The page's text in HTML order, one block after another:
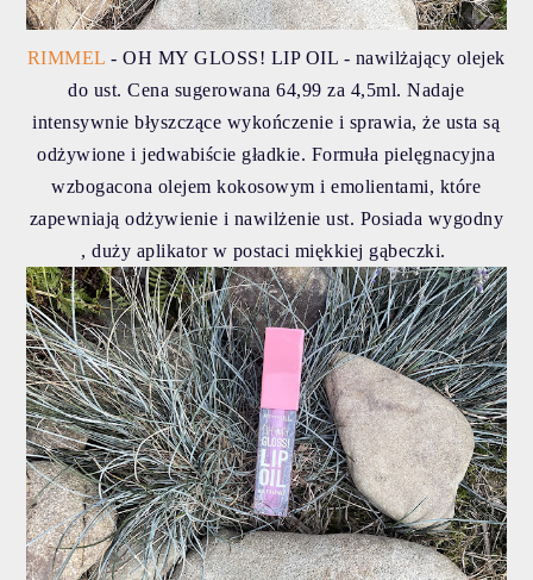
RIMMEL - OH MY GLOSS! LIP OIL - nawilżający olejek
do ust. Cena sugerowana 64,99 za 4,5ml. Nadaje
intensywnie błyszczące wykończenie i sprawia, że usta są
odżywione i jedwabiście gładkie. Formuła pielęgnacyjna
wzbogacona olejem kokosowym i emolientami, które
zapewniają odżywienie i nawilżenie ust. Posiada wygodny
, duży aplikator w postaci miękkiej gąbeczki.